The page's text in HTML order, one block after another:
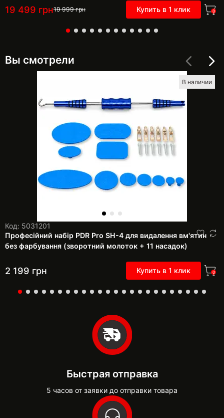
19 499 грн19 999грн Купить в 1 клик 0
Вы смотрели
В наличии
Код: 5031201
Професійний набір PDR Pro SH-4 для видалення вм'ятин
без фарбування (зворотний молоток + 11 насадок)
2 199 грн Купить в 1 клик 0
Быстрая отправка
5 часов от заявки до отправки товара